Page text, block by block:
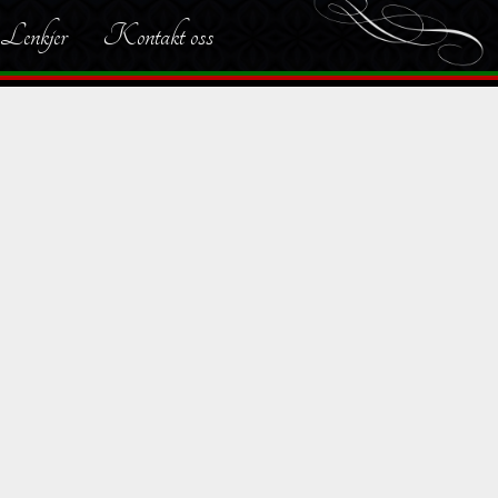
Lenkjer Kontakt oss